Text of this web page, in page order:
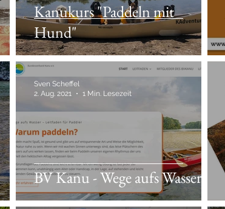
Kanukurs "Paddeln mit
Hund"
BV Kanu - Wege aufs Wasser
Sven Scheffel
2. Aug. 2021
1 Min. Lesezeit